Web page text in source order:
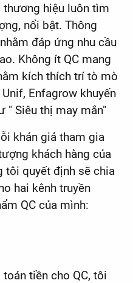
hiệu luôn tìm
nổi bật. Thông
đáp ứng nhu cầu
Không ít QC mang
kích thích trí tò mò
Enfagrow khuyến
" Siêu thị may mắn"
khán giả tham gia
khách hàng của
tôi quyết định sẽ chia
hai kênh truyền
QC của mình:
tiền cho QC, tôi